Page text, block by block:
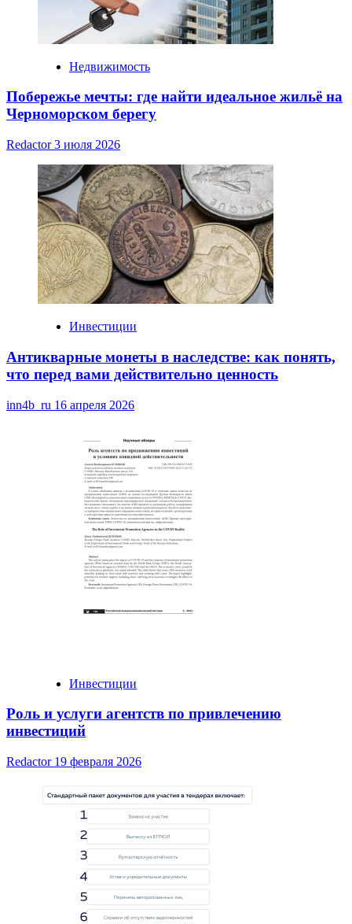
Недвижимость
Побережье мечты: где найти идеальное жильё на
Черноморском берегу
Redactor3 июля 2026
Инвестиции
Антикварные монеты в наследстве: как понять,
что перед вами действительно ценность
inn4b_ru 16 апреля 2026
Инвестиции
Роль и услуги агентств по привлечению
инвестиций
Redactor 19 февраля 2026